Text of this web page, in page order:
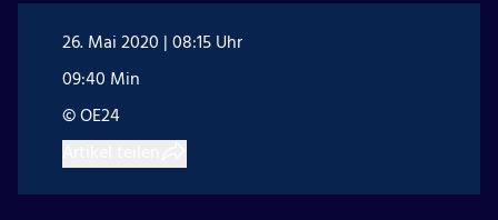
26. Mai 2020 | 08:15 Uhr
09:40 Min
© OE24